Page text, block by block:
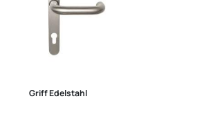
Griff Edelstahl